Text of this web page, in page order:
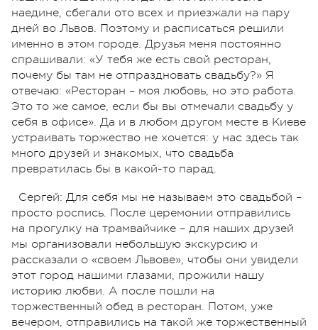
наедине, сбегали ото всех и приезжали на пару
дней во Львов. Поэтому и расписаться решили
именно в этом городе. Друзья меня постоянно
спрашивали: «У тебя же есть свой ресторан,
почему бы там не отпраздновать свадьбу?» Я
отвечаю: «Ресторан – моя любовь, но это работа.
Это то же самое, если бы вы отмечали свадьбу у
себя в офисе». Да и в любом другом месте в Киеве
устраивать торжество не хочется: у нас здесь так
много друзей и знакомых, что свадьба
превратилась бы в какой-то парад.
Сергей: Для себя мы не называем это свадьбой –
просто роспись. После церемонии отправились
на прогулку на трамвайчике – для наших друзей
мы организовали небольшую экскурсию и
рассказали о «своем Львове», чтобы они увидели
этот город нашими глазами, прожили нашу
историю любви. А после пошли на
торжественный обед в ресторан. Потом, уже
вечером, отправились на такой же торжественный